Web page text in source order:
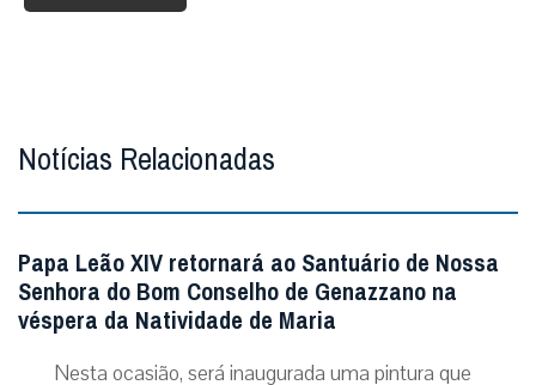
Notícias Relacionadas
Senhora do Bom Conselho de Genazzano na
retrata o Papa Leão XIV em oração diante da imagem da
Virgem, no mesmo estilo das de seus antece...